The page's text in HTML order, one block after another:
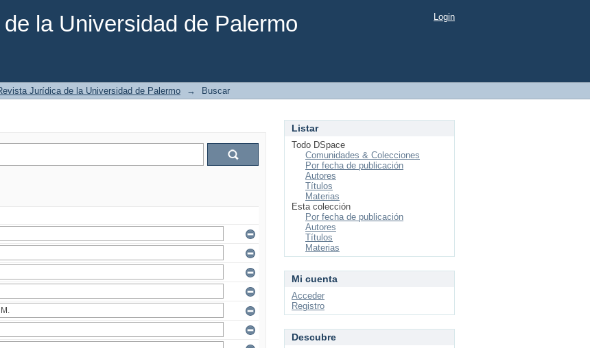
la Universidad de Palermo Login
Jurídica de la Universidad de Palermo → Buscar
Listar
Todo DSpace
Comunidades & Colecciones
Por fecha de publicación
Autores
Títulos
Materias
Esta colección
Por fecha de publicación
Autores
Títulos
Materias
Mi cuenta
Acceder
Registro
Descubre